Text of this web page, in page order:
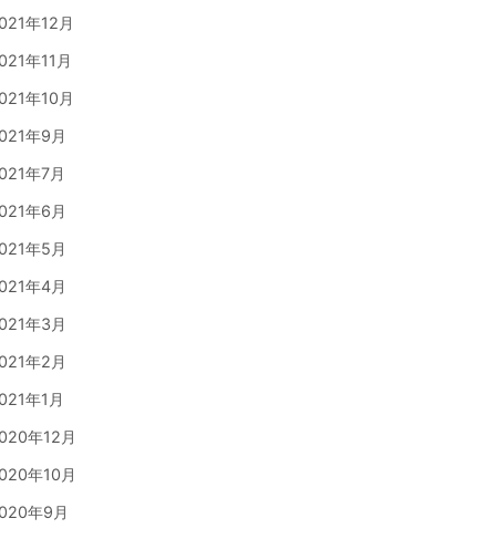
年12月
年11月
年10月
年9月
年7月
年6月
年5月
年4月
年3月
年2月
年1月
年12月
年10月
年9月